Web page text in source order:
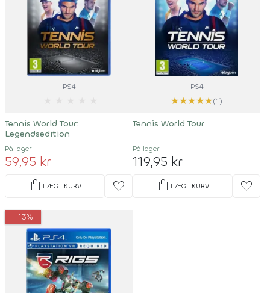
PS4
Tennis World Tour:
Legendsedition
På lager
59,95 kr
shopping_bag LÆG I KURV favorite
PS4
★★★★★(1)
Tennis World Tour
På lager
119,95 kr
shopping_bag LÆG I KURV favorite
-13%